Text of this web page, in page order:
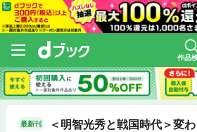
作品
最新刊 ＜明智光秀と戦国時代＞変